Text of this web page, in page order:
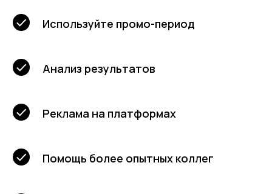
Используйте промо-период
Анализ результатов
Реклама на платформах
Помощь более опытных коллег